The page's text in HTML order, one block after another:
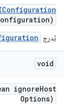
يُدرِج
void
ignoreHost
Options)